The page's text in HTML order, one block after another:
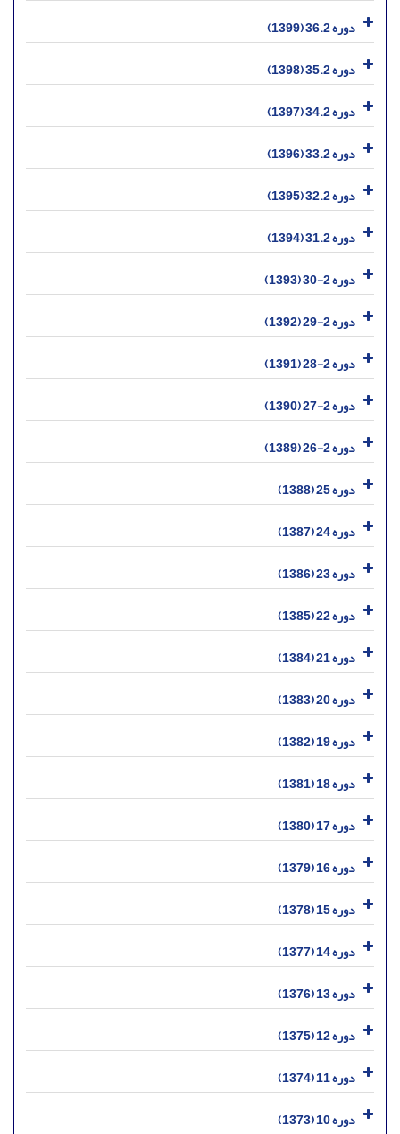
دوره 36.2 (1399)
دوره 35.2 (1398)
دوره 34.2 (1397)
دوره 33.2 (1396)
دوره 32.2 (1395)
دوره 31.2 (1394)
دوره 2-30 (1393)
دوره 2-29 (1392)
دوره 2-28 (1391)
دوره 2-27 (1390)
دوره 2-26 (1389)
دوره 25 (1388)
دوره 24 (1387)
دوره 23 (1386)
دوره 22 (1385)
دوره 21 (1384)
دوره 20 (1383)
دوره 19 (1382)
دوره 18 (1381)
دوره 17 (1380)
دوره 16 (1379)
دوره 15 (1378)
دوره 14 (1377)
دوره 13 (1376)
دوره 12 (1375)
دوره 11 (1374)
دوره 10 (1373)